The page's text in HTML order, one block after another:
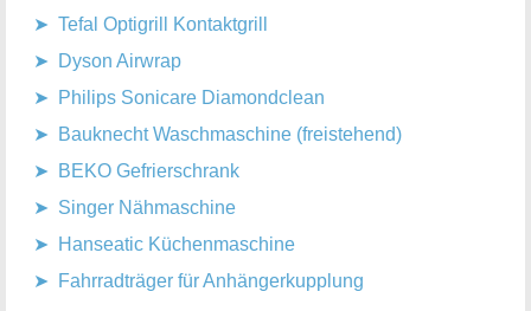
Tefal Optigrill Kontaktgrill
Dyson Airwrap
Philips Sonicare Diamondclean
Bauknecht Waschmaschine (freistehend)
BEKO Gefrierschrank
Singer Nähmaschine
Hanseatic Küchenmaschine
Fahrradträger für Anhängerkupplung